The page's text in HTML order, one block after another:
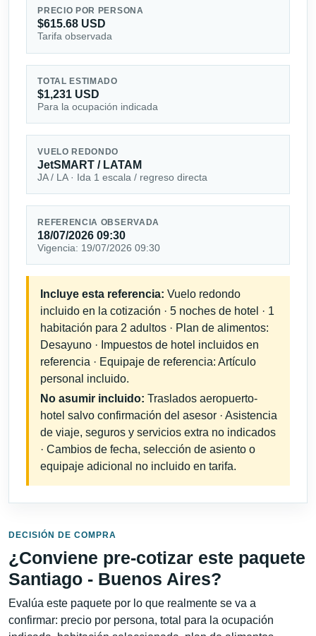
PRECIO POR PERSONA
$615.68 USD
Tarifa observada
TOTAL ESTIMADO
$1,231 USD
Para la ocupación indicada
VUELO REDONDO
JetSMART / LATAM
JA / LA · Ida 1 escala / regreso directa
REFERENCIA OBSERVADA
18/07/2026 09:30
Vigencia: 19/07/2026 09:30
Incluye esta referencia: Vuelo redondo
incluido en la cotización · 5 noches de hotel · 1
habitación para 2 adultos · Plan de alimentos:
Desayuno · Impuestos de hotel incluidos en
referencia · Equipaje de referencia: Artículo
personal incluido.
No asumir incluido: Traslados aeropuerto-
hotel salvo confirmación del asesor · Asistencia
de viaje, seguros y servicios extra no indicados
· Cambios de fecha, selección de asiento o
equipaje adicional no incluido en tarifa.
DECISIÓN DE COMPRA
¿Conviene pre-cotizar este paquete
Santiago - Buenos Aires?
Evalúa este paquete por lo que realmente se va a
confirmar: precio por persona, total para la ocupación